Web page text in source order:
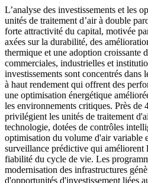
L’analyse des investissements et les
unités de traitement d’air à double
forte attractivité du capital, motivée
axées sur la durabilité, des
thermique et une adoption croissante
commerciales, industrielles et
investissements sont concentrés dans
à haut rendement qui offrent des
une optimisation énergétique
les environnements critiques. Près de
privilégient les unités de traitement
technologie, dotées de contrôles
optimisation du volume d'air variable
surveillance prédictive qui améliorent
fiabilité du cycle de vie. Les
modernisation des infrastructures
d'opportunités d'investissement liées